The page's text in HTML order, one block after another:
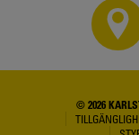
© 2026